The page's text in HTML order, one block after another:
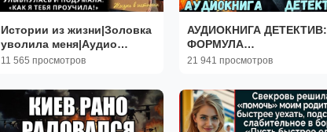
Истории из жизни|Золовка
уволила меня|Аудио
рассказы|Аудиокниги
11 565 просмотров
АУДИОКНИГА ДЕТЕКТИВ:
ФОРМУЛА
ПРЕДАТЕЛЬСТВА
21 941 просмотров